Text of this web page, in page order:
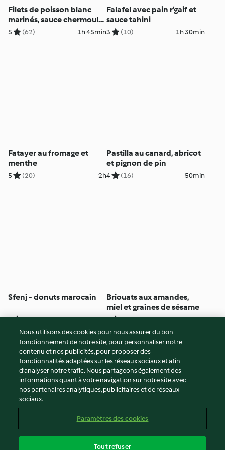
Filets de poisson blanc
marinés, sauce chermoula
et salade de couscous
5 (62) 1h 45min
Falafel avec pain r’gaif et
sauce tahini
3 (10) 1h 30min
Fatayer au fromage et
menthe
5 (20) 2h
Pastilla au canard, abricot
et pignon de pin
4 (16) 50min
Sfenj - donuts marocain
3 (168) 2h 45min
Briouats aux amandes,
miel et graines de sésame
5 (92) 2h
© Copyright 2026
Conditions d'utilisation
Politique de confidentialité
Non-responsabilité
Mentions légales
Contenu du rapport
Nous utilisons des cookies pour nous assurer du bon
fonctionnement de notre site, pour personnaliser notre
contenu et nos publicités, pour proposer des
fonctionnalités adaptées sur les réseaux sociaux et afin
d’analyser notre trafic. Nous partageons également des
informations quant à votre navigation sur notre site avec
nos partenaires analytiques, publicitaires et de réseaux
sociaux.
Paramètres des cookies
Tout refuser